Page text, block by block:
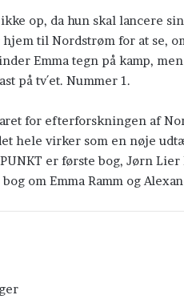
op, da hun skal lancere
hjem til Nordstrøm for at se,
Emma tegn på kamp,
på tv´et. Nummer 1.
for efterforskningen af
hele virker som en nøje
er første bog, Jørn Lier
om Emma Ramm og